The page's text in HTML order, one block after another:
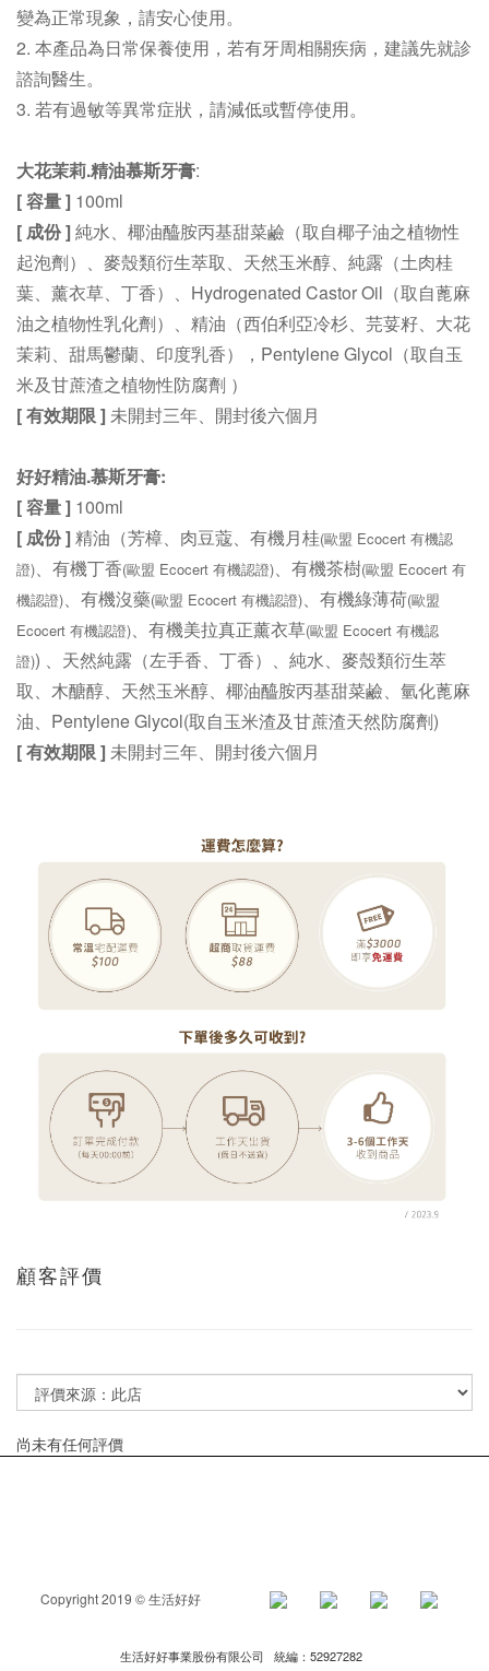
變為正常現象，請安心使用。
2. 本產品為日常保養使用，若有牙周相關疾病，建議先就診
諮詢醫生。
3. 若有過敏等異常症狀，請減低或暫停使用。
大花茉莉.精油慕斯牙膏:
[ 容量 ] 100ml
[ 成份 ]純水、椰油醯胺丙基甜菜鹼（取自椰子油之植物性
起泡劑）、麥殼類衍生萃取、天然玉米醇、純露（土肉桂
葉、薰衣草、丁香）、Hydrogenated Castor Oil（取自蓖麻
油之植物性乳化劑）、精油（西伯利亞冷杉、芫荽籽、大花
茉莉、甜⾺鬱蘭、印度乳香），Pentylene Glycol（取自玉
米及甘蔗渣之植物性防腐劑 ）
[ 有效期限 ] 未開封三年、開封後六個月
好好精油.慕斯牙膏:
[ 容量 ] 100ml
[ 成份 ]精油 （芳樟、肉豆蔻、有機月桂(歐盟 Ecocert 有機認
證)
、有機丁香(歐盟 Ecocert 有機認證) 、有機茶樹(歐盟 Ecocert 有
機認證)
、有機沒藥(歐盟 Ecocert 有機認證) 、有機綠薄荷(歐盟
Ecocert 有機認證)
、有機美拉真正薰衣草(歐盟 Ecocert 有機認
證)) 、天然純露（左手香、丁香）、 純水、麥殼類衍生萃
取
木醣醇 天然玉米醇 椰油醯胺丙基甜菜鹼
氫化蓖麻
油
Pentylene Glycol(取自玉米渣及甘蔗渣天然防腐劑)
[ 有效期限 ] 未開封三年、開封後六個月
顧客評價
尚未有任何評價
Copyright 2019 © 生活好好
生活好好事業股份有限公司 統編：52927282